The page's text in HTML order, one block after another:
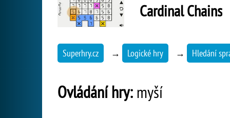
Cardinal Chains
Superhry.cz → Logické hry → Hledání
Ovládání hry:myší